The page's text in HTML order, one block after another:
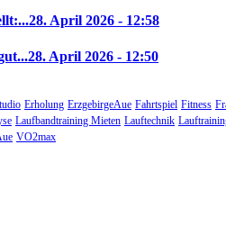
28. April 2026 - 12:58
28. April 2026 - 12:50
Erholung ErzgebirgeAue Fahrtspiel Fitness
Laufbandtraining Mieten Lauftechnik
VO2max